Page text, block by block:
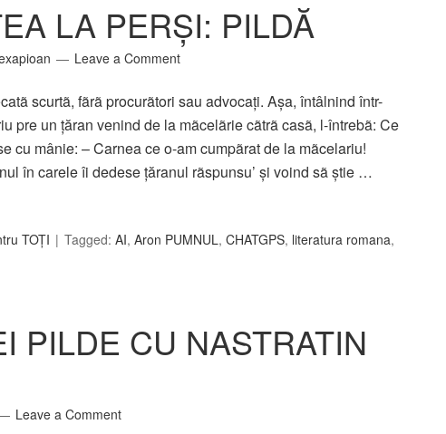
LA PERȘI: PILDĂ
Leave a Comment
scurtã, fãrã procurãtori sau advocaţi. Aşa, întâlnind într-
pre un ţăran venind de la mãcelãrie cãtrã casã, l-întrebã: Ce
cu mânie: – Carnea ce o-am cumpãrat de la mãcelariu!
în carele îi dedese ţăranul rãspunsu’ şi voind sã ştie …
TOȚI Tagged: AI, Aron PUMNUL, CHATGPS, literatura romana,
PILDE CU NASTRATIN
Leave a Comment